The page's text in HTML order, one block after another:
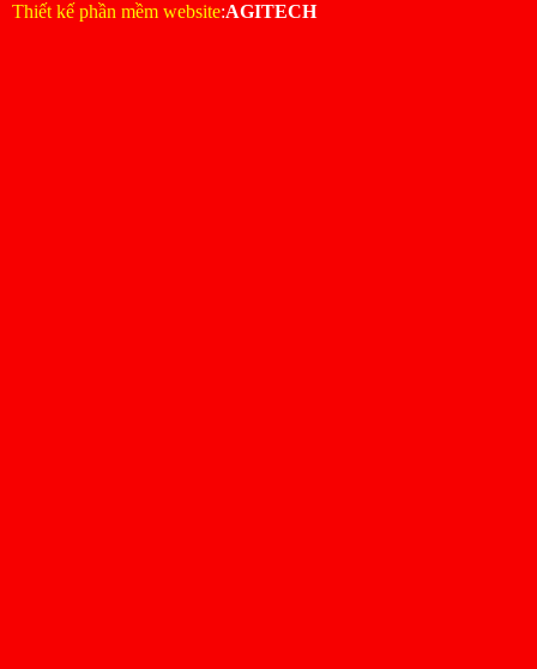
Thiết kế phần mềm website:AGITECH